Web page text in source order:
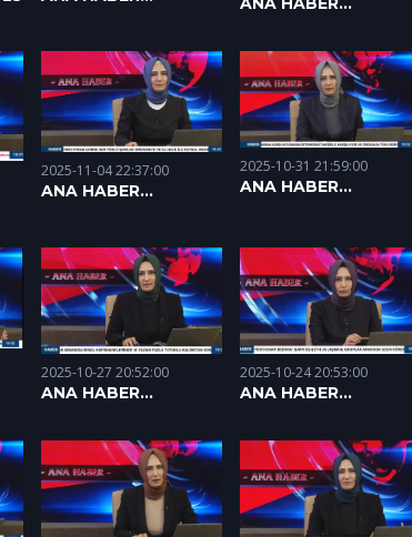
2025-11-04 22:37:00
ANA HABER
2025-10-31 21:59:00
ANA HABER
2025-10-27 20:52:00
ANA HABER
2025-10-24 20:53:00
ANA HABER